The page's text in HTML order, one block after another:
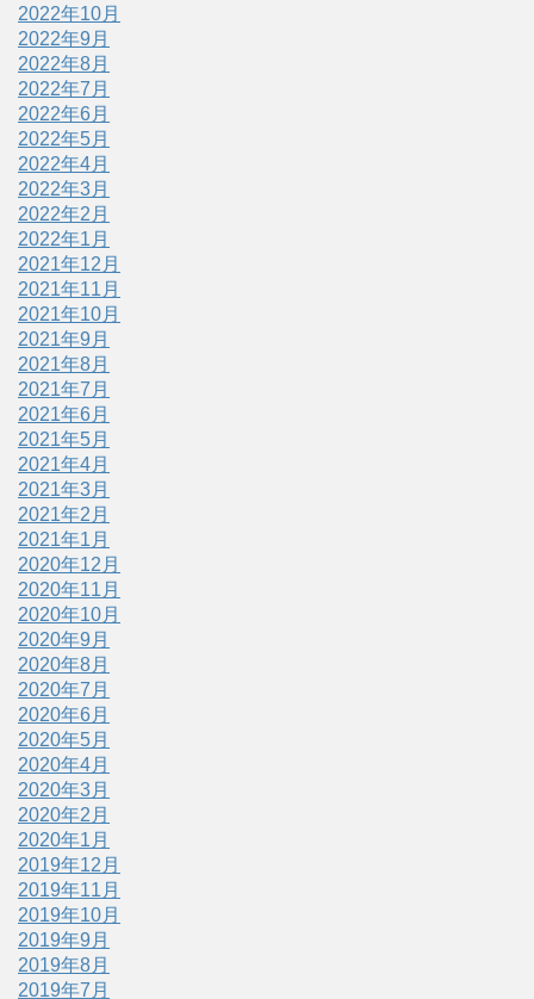
2022年10月
2022年9月
2022年8月
2022年7月
2022年6月
2022年5月
2022年4月
2022年3月
2022年2月
2022年1月
2021年12月
2021年11月
2021年10月
2021年9月
2021年8月
2021年7月
2021年6月
2021年5月
2021年4月
2021年3月
2021年2月
2021年1月
2020年12月
2020年11月
2020年10月
2020年9月
2020年8月
2020年7月
2020年6月
2020年5月
2020年4月
2020年3月
2020年2月
2020年1月
2019年12月
2019年11月
2019年10月
2019年9月
2019年8月
2019年7月